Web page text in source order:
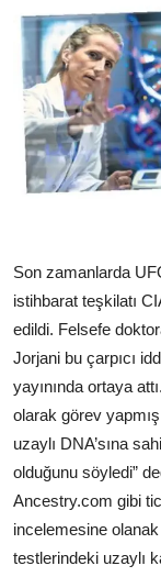
Teknoloji
Dünya Haberleri
Çerkezköy
Son zamanlarda
istihbarat teşkilatı
edildi. Felsefe
Jorjani bu çarpıcı
yayınında ortaya
olarak görev
uzaylı DNA’sına
olduğunu söyledi”
Ancestry.com gibi
incelemesine olanak
testlerindeki uzaylı